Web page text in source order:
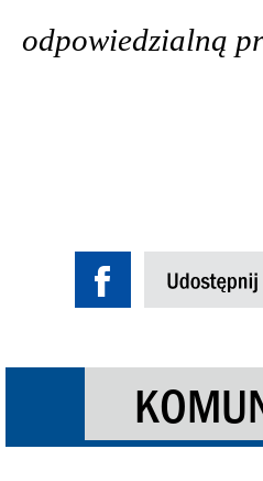
odpowiedzialną